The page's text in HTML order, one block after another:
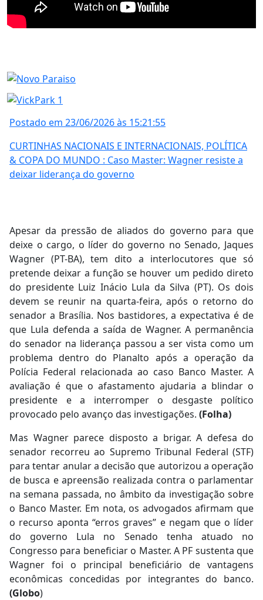
Postado em 23/06/2026 às 15:21:55
CURTINHAS NACIONAIS E INTERNACIONAIS, POLÍTICA
& COPA DO MUNDO : Caso Master: Wagner resiste a
deixar liderança do governo
Apesar da pressão de aliados do governo para que
deixe o cargo, o líder do governo no Senado, Jaques
Wagner (PT-BA), tem dito a interlocutores que só
pretende deixar a função se houver um pedido direto
do presidente Luiz Inácio Lula da Silva (PT). Os dois
devem se reunir na quarta-feira, após o retorno do
senador a Brasília. Nos bastidores, a expectativa é de
que Lula defenda a saída de Wagner. A permanência
do senador na liderança passou a ser vista como um
problema dentro do Planalto após a operação da
Polícia Federal relacionada ao caso Banco Master. A
avaliação é que o afastamento ajudaria a blindar o
presidente e a interromper o desgaste político
provocado pelo avanço das investigações. (Folha)
Mas Wagner parece disposto a brigar. A defesa do
senador recorreu ao Supremo Tribunal Federal (STF)
para tentar anular a decisão que autorizou a operação
de busca e apreensão realizada contra o parlamentar
na semana passada, no âmbito da investigação sobre
o Banco Master. Em nota, os advogados afirmam que
o recurso aponta “erros graves” e negam que o líder
do governo Lula no Senado tenha atuado no
Congresso para beneficiar o Master. A PF sustenta que
Wagner foi o principal beneficiário de vantagens
econômicas concedidas por integrantes do banco.
(Globo)